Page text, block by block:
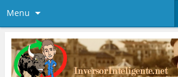
Menu